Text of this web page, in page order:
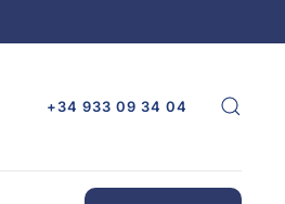
+34 933 09 34 04